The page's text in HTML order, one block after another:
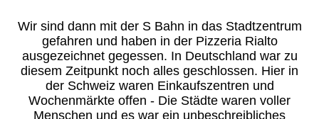
Wir sind dann mit der S Bahn in das Stadtzentrum
gefahren und haben in der Pizzeria Rialto
ausgezeichnet gegessen. In Deutschland war zu
diesem Zeitpunkt noch alles geschlossen. Hier in
der Schweiz waren Einkaufszentren und
Wochenmärkte offen - Die Städte waren voller
Menschen und es war ein unbeschreibliches